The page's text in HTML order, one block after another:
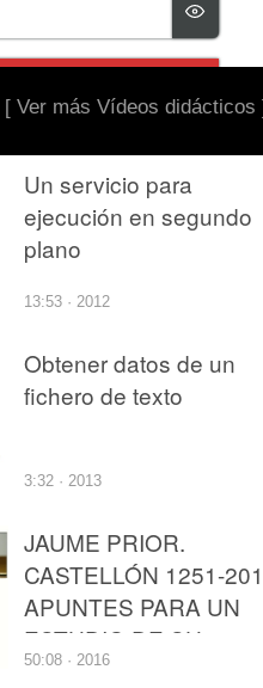
[ Ver más Vídeos didácticos
Un servicio para
ejecución en segundo
plano
13:53 · 2012
Obtener datos de un
fichero de texto
3:32 · 2013
JAUME PRIOR.
CASTELLÓN 1251-
APUNTES PARA UN
ESTUDIO DE SU
EVOLUCIÓN
50:08 · 2016